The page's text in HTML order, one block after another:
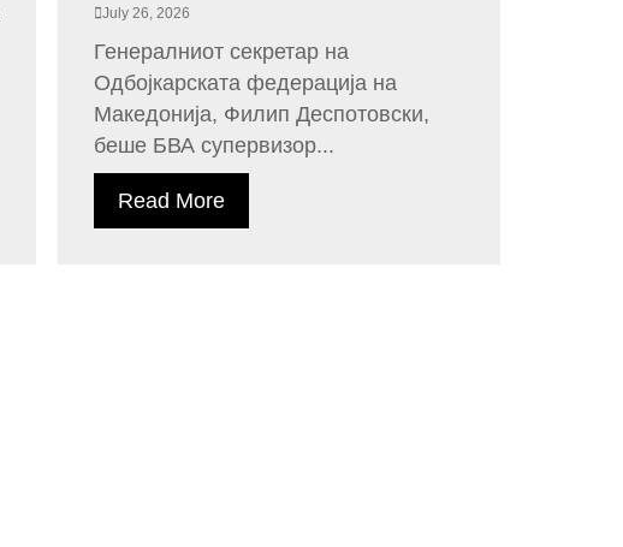
July 26, 2026
Генералниот секретар на
Одбојкарската федерација на
Македонија, Филип Деспотовски,
беше БВА супервизор...
Read More